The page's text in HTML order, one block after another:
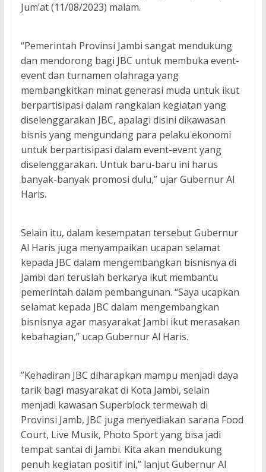
Jum’at (11/08/2023) malam.
“Pemerintah Provinsi Jambi sangat mendukung
dan mendorong bagi JBC untuk membuka event-
event dan turnamen olahraga yang
membangkitkan minat generasi muda untuk ikut
berpartisipasi dalam rangkaian kegiatan yang
diselenggarakan JBC, apalagi disini dikawasan
bisnis yang mengundang para pelaku ekonomi
untuk berpartisipasi dalam event-event yang
diselenggarakan. Untuk baru-baru ini harus
banyak-banyak promosi dulu,” ujar Gubernur Al
Haris.
Selain itu, dalam kesempatan tersebut Gubernur
Al Haris juga menyampaikan ucapan selamat
kepada JBC dalam mengembangkan bisnisnya di
Jambi dan teruslah berkarya ikut membantu
pemerintah dalam pembangunan. “Saya ucapkan
selamat kepada JBC dalam mengembangkan
bisnisnya agar masyarakat Jambi ikut merasakan
kebahagian,” ucap Gubernur Al Haris.
”Kehadiran JBC diharapkan mampu menjadi daya
tarik bagi masyarakat di Kota Jambi, selain
menjadi kawasan Superblock termewah di
Provinsi Jamb, JBC juga menyediakan sarana Food
Court, Live Musik, Photo Sport yang bisa jadi
tempat santai di Jambi. Kita akan mendukung
penuh kegiatan positif ini,” lanjut Gubernur Al